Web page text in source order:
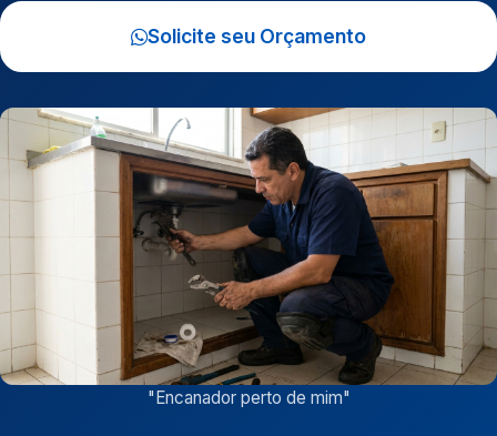
Solicite seu Orçamento
"Encanador perto de mim"